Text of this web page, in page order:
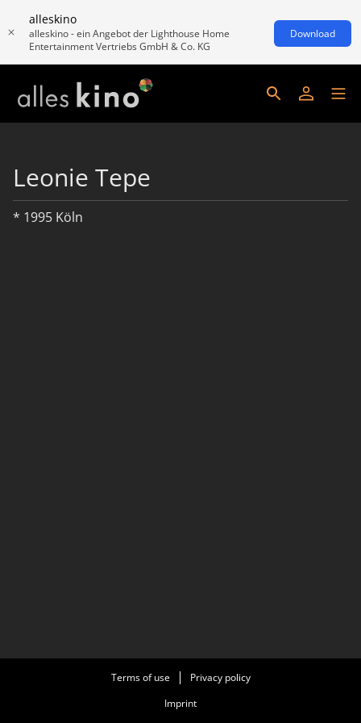
alleskino
alleskino - ein Angebot der Lighthouse Home
Entertainment Vertriebs GmbH & Co. KG
Download
Leonie Tepe
* 1995 Köln
Terms of use
Privacy policy
Imprint